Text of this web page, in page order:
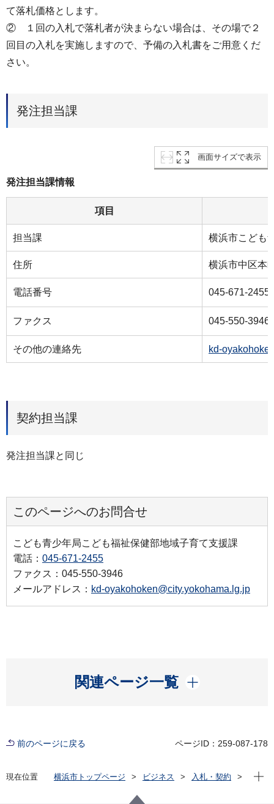
て落札価格とします。
② １回の入札で落札者が決まらない場合は、その場で２
回目の入札を実施しますので、予備の入札書をご用意くだ
さい。
発注担当課
画面サイズで表示
発注担当課情報
項目
担当課 横浜市こども
住所 横浜市中区本
電話番号 045‐671-2455
ファクス 045‐550-3946
その他の連絡先 kd-
契約担当課
発注担当課と同じ
このページへのお問合せ
こども青少年局こども福祉保健部地域子育て支援課
電話： 045-671-2455
ファクス：045-550-3946
メールアドレス： kd-oyakohoken@city.yokohama.lg.jp
関連ページ一覧
開く
前のページに戻る ページID：259-087-178
現在位置 横浜市トップページ ビジネス
入札・契約
現在